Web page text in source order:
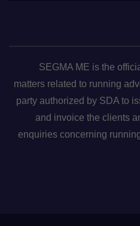
SEGMA ME is the
matters related to running
party authorized by SDA to
and invoice the clients
enquiries concerning